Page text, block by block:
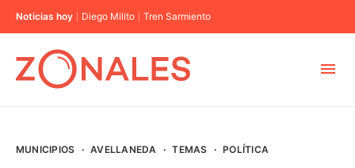
Noticias hoy Diego Milito Tren Sarmiento
MUNICIPIOS · AVELLANEDA · TEMAS · POLÍTICA